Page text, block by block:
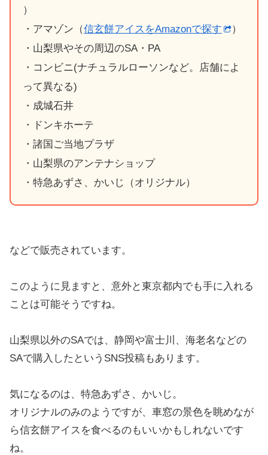
）
・アマゾン（信玄餅アイスをAmazonで探す
）
・山梨県やその周辺のSA・PA
・コンビニ(ナチュラルローソンなど。店舗によ
って異なる)
・成城石井
・ドンキホーテ
・諸国ご当地プラザ
・山梨県のアンテナショップ
・特急あずさ、かいじ（オリジナル）
などで販売されています。
このように見ますと、意外と東京都内でも手に入れる
ことは可能そうですね。
山梨県以外のSAでは、静岡や富士川、海老名などの
SAで購入したというSNS投稿もあります。
気になるのは、特急あずさ、かいじ。
オリジナルのみのようですが、車窓の景色を眺めなが
ら信玄餅アイスを食べるのもいいかもしれないです
ね。